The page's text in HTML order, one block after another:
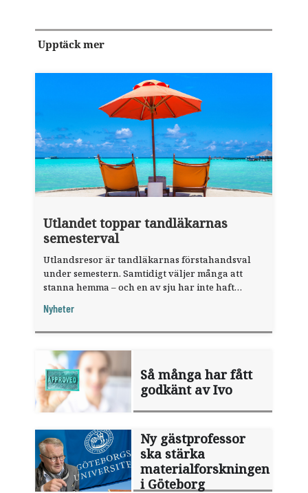
Upptäck mer
Utlandet toppar tandläkarnas
semesterval
Utlandsresor är tandläkarnas förstahandsval
under semestern. Samtidigt väljer många att
stanna hemma – och en av sju har inte haft
fråga".
Nyheter
Så många har fått
godkänt av Ivo
Ny gästprofessor
ska stärka
materialforskningen
i Göteborg